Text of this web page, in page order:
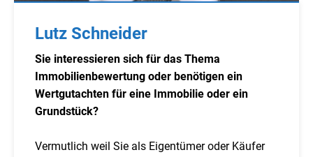
Lutz Schneider
Sie interessieren sich für das Thema
Immobilienbewertung oder benötigen ein
Wertgutachten für eine Immobilie oder ein
Grundstück?
Vermutlich weil Sie als Eigentümer oder Käufer